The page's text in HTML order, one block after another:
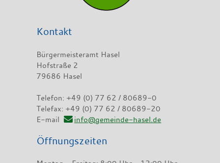
Kontakt
Bürgermeisteramt Hasel
Hofstraße 2
79686 Hasel
Telefon: +49 (0) 77 62 / 80689-0
Telefax: +49 (0) 77 62 / 80689-20
E-mail
info@gemeinde-hasel.de
Öffnungszeiten